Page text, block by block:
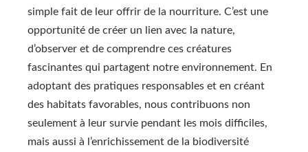
simple fait de leur offrir de la nourriture. C’est une
opportunité de créer un lien avec la nature,
d’observer et de comprendre ces créatures
fascinantes qui partagent notre environnement. En
adoptant des pratiques responsables et en créant
des habitats favorables, nous contribuons non
seulement à leur survie pendant les mois difficiles,
mais aussi à l’enrichissement de la biodiversité